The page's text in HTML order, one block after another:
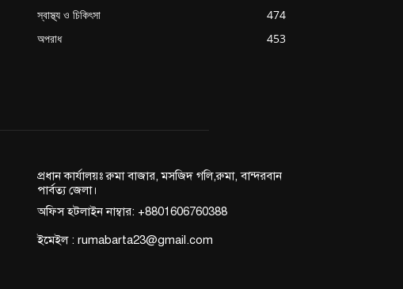
স্বাস্থ্য ও চিকিৎসা
474
অপরাধ
453
প্রধান কার্যালয়ঃ রুমা বাজার, মসজিদ গলি,রুমা, বান্দরবান
পার্বত্য জেলা।
অফিস হটলাইন নাম্বার: +8801606760388
ইমেইল : rumabarta23@gmail.com